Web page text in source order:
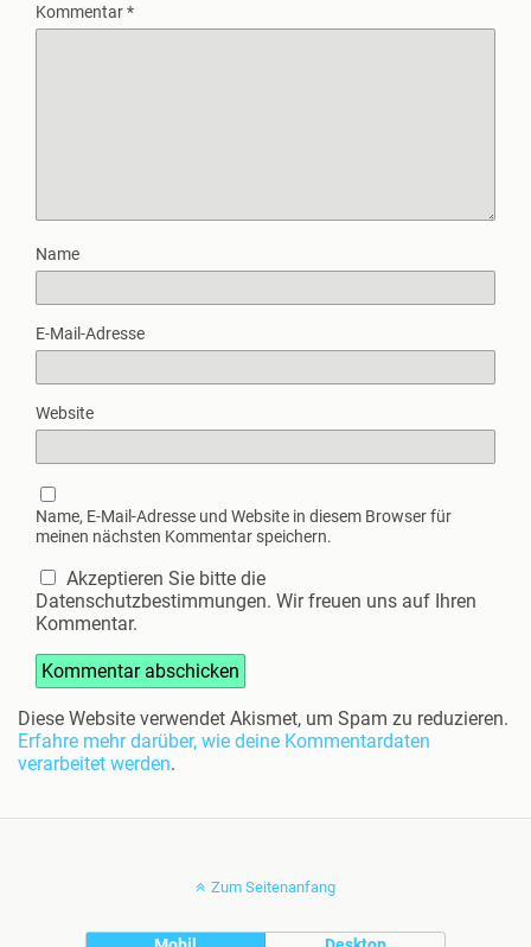
Kommentar*
Name
E-Mail-Adresse
Website
Name, E-Mail-Adresse und Website in diesem Browser für
meinen nächsten Kommentar speichern.
Akzeptieren Sie bitte die
Datenschutzbestimmungen. Wir freuen uns auf Ihren
Kommentar.
Diese Website verwendet Akismet, um Spam zu reduzieren.
Erfahre mehr darüber, wie deine Kommentardaten
verarbeitet werden.
Zum Seitenanfang